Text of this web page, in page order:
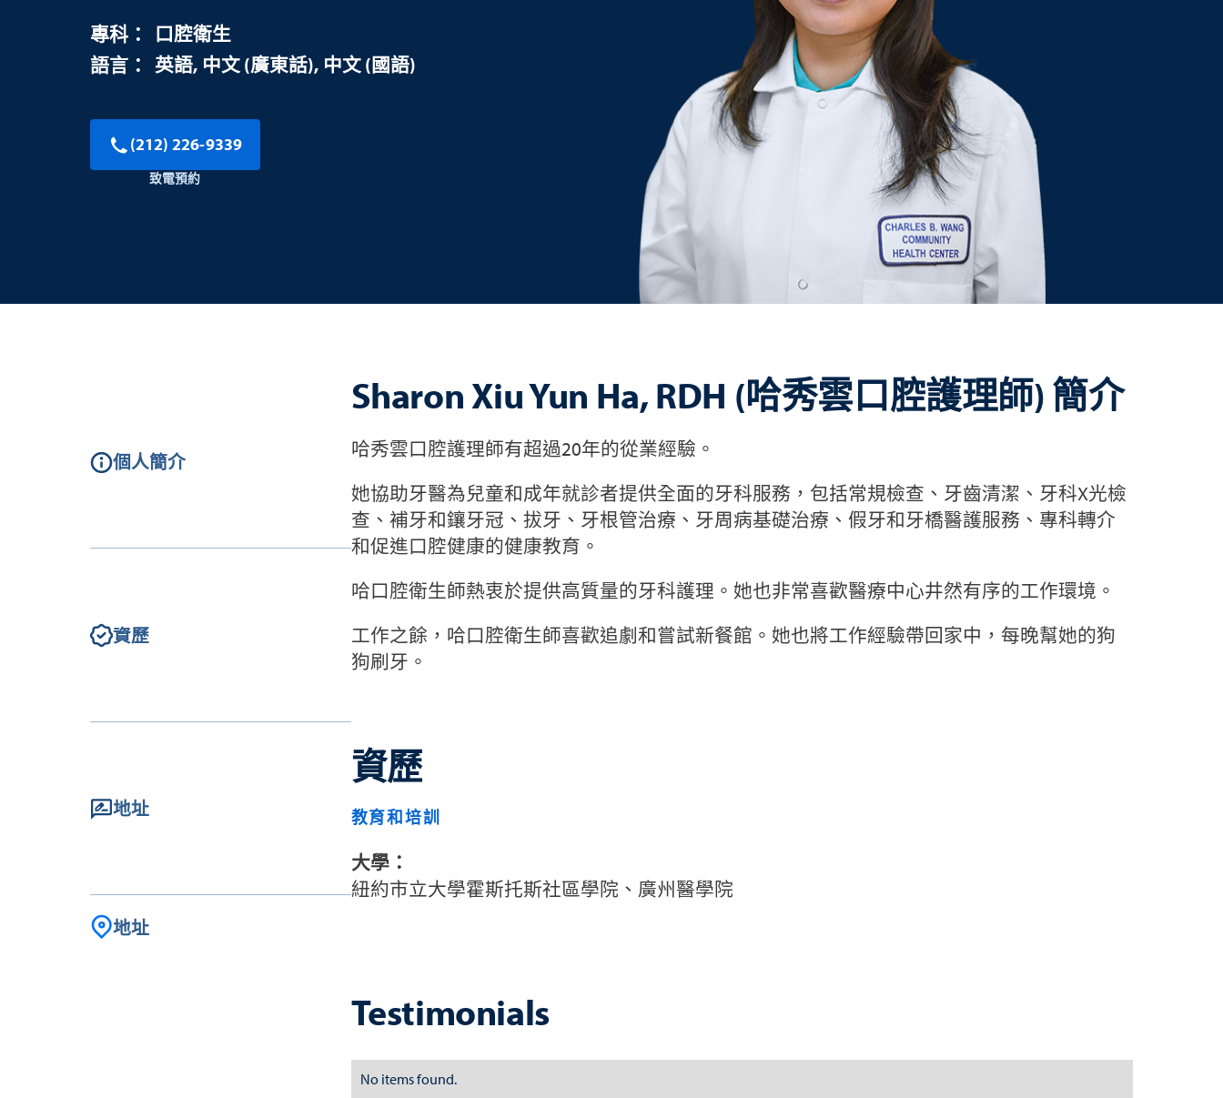
口腔衛生
英語 中文 (廣東話) 中文 (國語)
(212) 226-9339
致電預約
個人簡介
資歷
地址
地址
Sharon Xiu Yun Ha, RDH (哈秀雲口腔護理師) 簡介
哈秀雲口腔護理師有超過20年的從業經驗。
她協助牙醫為兒童和成年就診者提供全面的牙科服務，包括常規檢查、牙齒清潔、牙科X光檢
查、補牙和鑲牙冠、拔牙、牙根管治療、牙周病基礎治療、假牙和牙橋醫護服務、專科轉介
和促進口腔健康的健康教育。
哈口腔衛生師熱衷於提供高質量的牙科護理。她也非常喜歡醫療中心井然有序的工作環境。
工作之餘，哈口腔衛生師喜歡追劇和嘗試新餐館。她也將工作經驗帶回家中，每晚幫她的狗
狗刷牙。
資歷
教育和培訓
大學：
紐約市立大學霍斯托斯社區學院、廣州醫學院
Testimonials
No items found.